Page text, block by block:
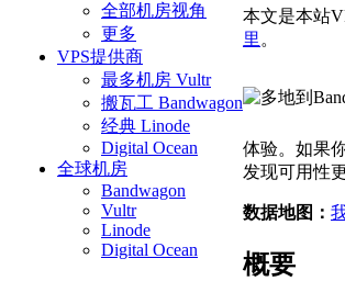
全部机房视角
更多
VPS提供商
最多机房 Vultr
搬瓦工 Bandwagon
经典 Linode
Digital Ocean
全球机房
Bandwagon
Vultr
Linode
Digital Ocean
本文是本站
里 。
体验。如果
发现可用性
数据地图：
概要